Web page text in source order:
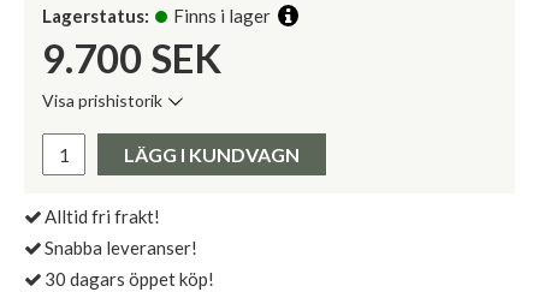
Lagerstatus: Finns i lager
9.700 SEK
Visa prishistorik
Pris:
LÄGG I KUNDVAGN
Alltid fri frakt!
Snabba leveranser!
30 dagars öppet köp!